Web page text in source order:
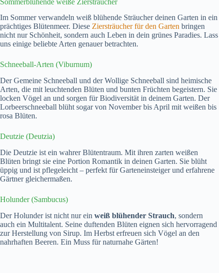
Im Sommer verwandeln weiß blühende Sträucher deinen Garten in ein
prächtiges Blütenmeer. Diese Ziersträucher für den Garten bringen
nicht nur Schönheit, sondern auch Leben in dein grünes Paradies. Lass
uns einige beliebte Arten genauer betrachten.
Schneeball-Arten (Viburnum)
Der Gemeine Schneeball und der Wollige Schneeball sind heimische
Arten, die mit leuchtenden Blüten und bunten Früchten begeistern. Sie
locken Vögel an und sorgen für Biodiversität in deinem Garten. Der
Lorbeerschneeball blüht sogar von November bis April mit weißen bis
rosa Blüten.
Deutzie (Deutzia)
Die Deutzie ist ein wahrer Blütentraum. Mit ihren zarten weißen
Blüten bringt sie eine Portion Romantik in deinen Garten. Sie blüht
üppig und ist pflegeleicht – perfekt für Garteneinsteiger und erfahrene
Gärtner gleichermaßen.
Holunder (Sambucus)
Der Holunder ist nicht nur ein weiß blühender Strauch, sondern
auch ein Multitalent. Seine duftenden Blüten eignen sich hervorragend
zur Herstellung von Sirup. Im Herbst erfreuen sich Vögel an den
nahrhaften Beeren. Ein Muss für naturnahe Gärten!